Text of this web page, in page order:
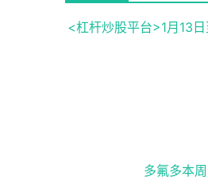
<杠杆炒股平台>1月13
多氟多本